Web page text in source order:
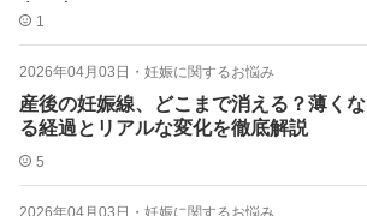
考え方
1
2026年04月03日 ・ 妊娠に関するお悩み
産後の妊娠線、どこまで消える？薄くな
る経過とリアルな変化を徹底解説
5
2026年04月03日 ・ 妊娠に関するお悩み